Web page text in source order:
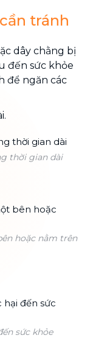
tránh
dây chằng bị
đến sức khỏe
để ngăn các
thời gian dài
hoặc nằm trên
sức khỏe